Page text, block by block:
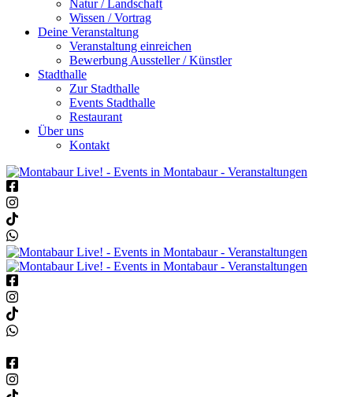
Natur / Landschaft
Wissen / Vortrag
Deine Veranstaltung
Veranstaltung einreichen
Bewerbung Aussteller / Künstler
Stadthalle
Zur Stadthalle
Events Stadthalle
Restaurant
Über uns
Kontakt